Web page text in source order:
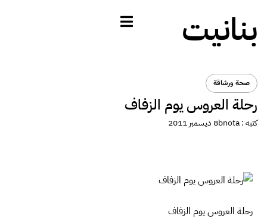
بنانيت
صحة ورشاقة
رحلة العروس يوم الزفاف
كتبه :bnota8 ديسمبر 2011
رحلة العروس يوم الزفاف